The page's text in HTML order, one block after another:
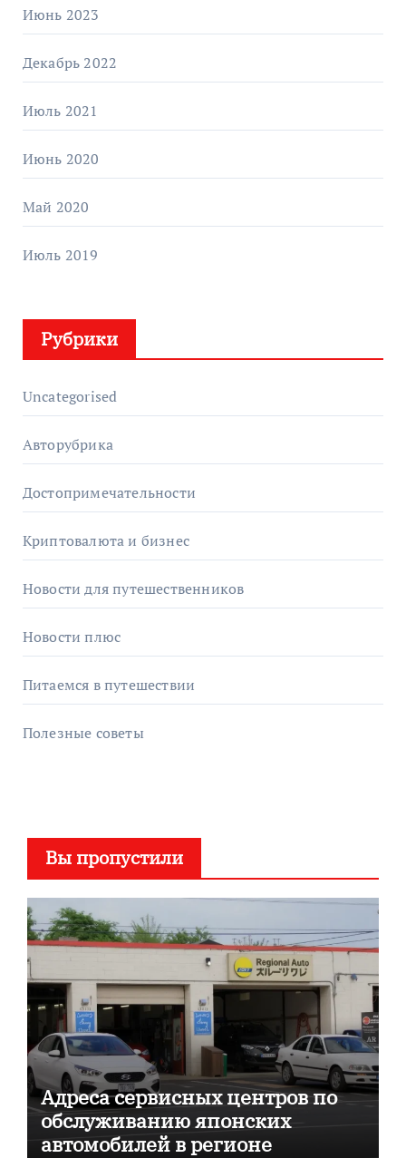
Июнь 2023
Декабрь 2022
Июль 2021
Июнь 2020
Май 2020
Июль 2019
Рубрики
Uncategorised
Авторубрика
Достопримечательности
Криптовалюта и бизнес
Новости для путешественников
Новости плюс
Питаемся в путешествии
Полезные советы
Вы пропустили
Адреса сервисных центров по
обслуживанию японских
автомобилей в регионе